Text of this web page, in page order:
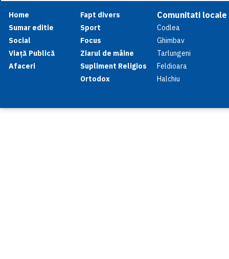
Home
Sumar editie
Social
Viață Publică
Afaceri
Fapt divers
Sport
Focus
Ziarul de mâine
Supliment Religios
Ortodox
Comunitati locale
Codlea
Ghimbav
Tarlungeni
Feldioara
Halchiu